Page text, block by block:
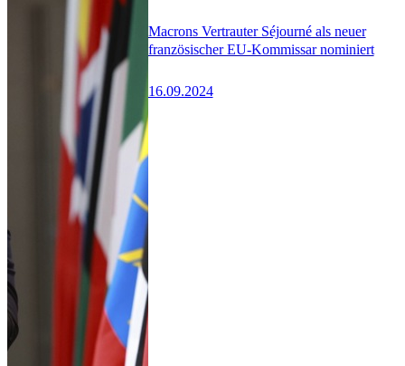
Macrons Vertrauter Séjourné als neuer
französischer EU-Kommissar nominiert
16.09.2024